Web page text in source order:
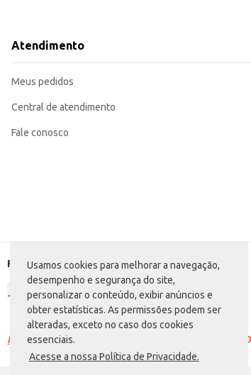
Usamos cookies para melhorar a navegação,
desempenho e segurança do site,
personalizar o conteúdo, exibir anúncios e
obter estatísticas. As permissões podem ser
alteradas, exceto no caso dos cookies
essenciais.
Acesse a nossa Política de Privacidade.
Atendimento
Meus pedidos
Central de atendimento
Fale conosco
Formas de pagamento
Racismo é crime. Denuncie. Disque 100 ou procure